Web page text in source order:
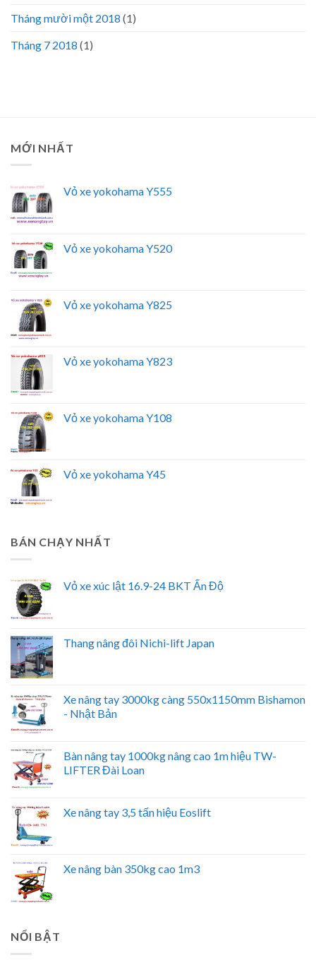
Tháng mười một 2018 (1)
Tháng 7 2018 (1)
MỚI NHẤT
Vỏ xe yokohama Y555
Vỏ xe yokohama Y520
Vỏ xe yokohama Y825
Vỏ xe yokohama Y823
Vỏ xe yokohama Y108
Vỏ xe yokohama Y45
BÁN CHẠY NHẤT
Vỏ xe xúc lật 16.9-24 BKT Ấn Độ
Thang nâng đôi Nichi-lift Japan
Xe nâng tay 3000kg càng 550x1150mm Bishamon
- Nhật Bản
Bàn nâng tay 1000kg nâng cao 1m hiệu TW-
LIFTER Đài Loan
Xe nâng tay 3,5 tấn hiệu Eoslift
Xe nâng bàn 350kg cao 1m3
NỔI BẬT